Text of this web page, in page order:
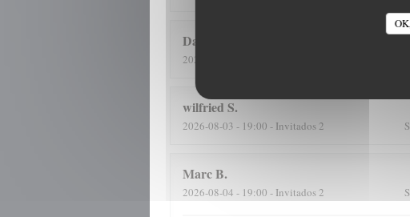
Daymon
2026-08-05
wilfried S
2026-08-03 - 19:00 - Invitados 2
MarcB
2026-08-04 - 19:00 - Invitados 2